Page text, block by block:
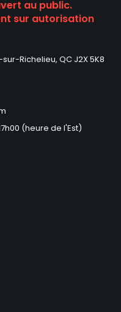
au public.
sur autorisation
Richelieu, QC J2X 5K8
(heure de l'Est)